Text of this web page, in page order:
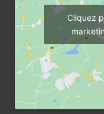
Cliquez